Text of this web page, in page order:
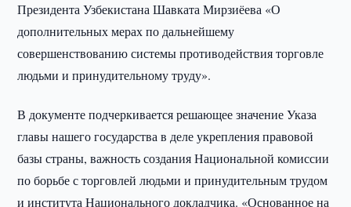
Президента Узбекистана Шавката Мирзиёева «О
дополнительных мерах по дальнейшему
совершенствованию системы противодействия торговле
людьми и принудительному труду».
В документе подчеркивается решающее значение Указа
главы нашего государства в деле укрепления правовой
базы страны, важность создания Национальной комиссии
по борьбе с торговлей людьми и принудительным трудом
и института Национального докладчика. «Основанное на